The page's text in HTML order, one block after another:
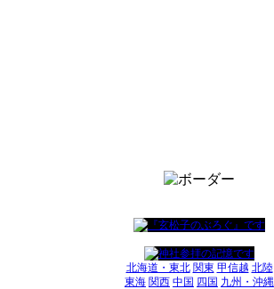
北海道・東北 関東 甲信越 北陸
東海 関西 中国 四国 九州・沖縄